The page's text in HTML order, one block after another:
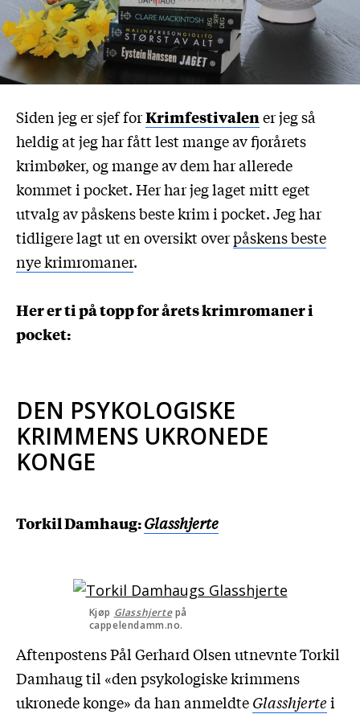
Siden jeg er sjef forKrimfestivalener jeg så
heldig at jeg har fått lest mange av fjorårets
krimbøker, og mange av dem har allerede
kommet i pocket. Her har jeg laget mitt eget
utvalg av påskens beste krim i pocket. Jeg har
tidligere lagt ut en oversikt overpåskens beste
nye krimromaner.
Her er ti på topp for årets krimromaner i
pocket:
DEN PSYKOLOGISKE
KRIMMENS UKRONEDE
KONGE
Torkil Damhaug:Glasshjerte
Kjøp Glasshjertepå
cappelendamm.no.
Aftenpostens Pål Gerhard Olsen utnevnte Torkil
Damhaug til «den psykologiske krimmens
ukronede konge» da han anmeldteGlasshjertei